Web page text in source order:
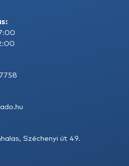
Széchenyi út 49.